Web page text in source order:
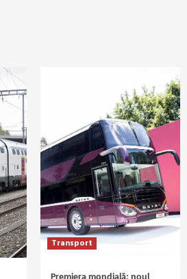
Transport